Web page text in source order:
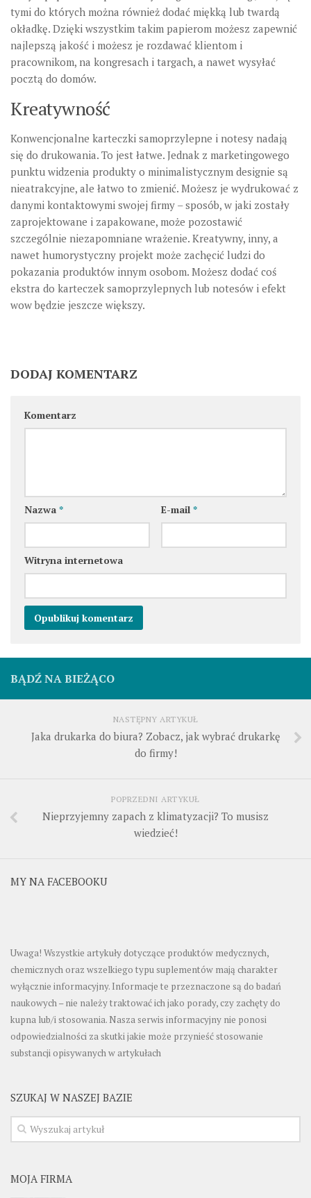
tymi do których można również dodać miękką lub twardą
okładkę. Dzięki wszystkim takim papierom możesz zapewnić
najlepszą jakość i możesz je rozdawać klientom i
pracownikom, na kongresach i targach, a nawet wysyłać
pocztą do domów.
Kreatywność
Konwencjonalne karteczki samoprzylepne i notesy nadają
się do drukowania. To jest łatwe. Jednak z marketingowego
punktu widzenia produkty o minimalistycznym designie są
nieatrakcyjne, ale łatwo to zmienić. Możesz je wydrukować z
danymi kontaktowymi swojej firmy – sposób, w jaki zostały
zaprojektowane i zapakowane, może pozostawić
szczególnie niezapomniane wrażenie. Kreatywny, inny, a
nawet humorystyczny projekt może zachęcić ludzi do
pokazania produktów innym osobom. Możesz dodać coś
ekstra do karteczek samoprzylepnych lub notesów i efekt
wow będzie jeszcze większy.
DODAJ KOMENTARZ
Komentarz
Nazwa * E-mail *
Witryna internetowa
BĄDŹ NA BIEŻĄCO
NASTĘPNY ARTYKUŁ
Jaka drukarka do biura? Zobacz, jak wybrać drukarkę
do firmy!
POPRZEDNI ARTYKUŁ
Nieprzyjemny zapach z klimatyzacji? To musisz
wiedzieć!
MY NA FACEBOOKU
Uwaga! Wszystkie artykuły dotyczące produktów medycznych,
chemicznych oraz wszelkiego typu suplementów mają charakter
wyłącznie informacyjny. Informacje te przeznaczone są do badań
naukowych – nie należy traktować ich jako porady, czy zachęty do
kupna lub/i stosowania. Nasza serwis informacyjny nie ponosi
odpowiedzialności za skutki jakie może przynieść stosowanie
substancji opisywanych w artykułach
SZUKAJ W NASZEJ BAZIE
MOJA FIRMA